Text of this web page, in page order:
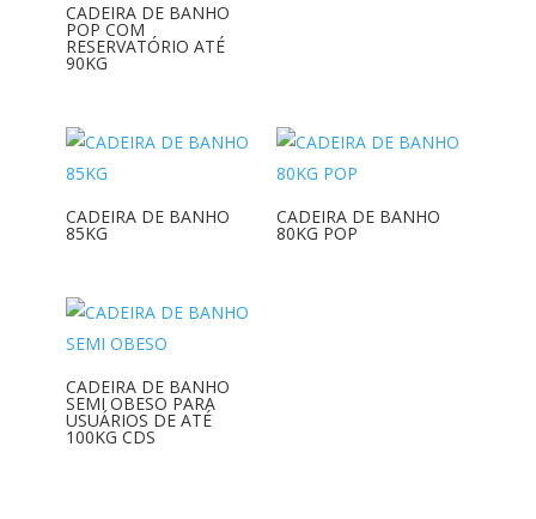
CADEIRA DE BANHO
POP COM
RESERVATÓRIO ATÉ
90KG
CADEIRA DE BANHO
85KG
CADEIRA DE BANHO
80KG POP
CADEIRA DE BANHO
SEMI OBESO PARA
USUÁRIOS DE ATÉ
100KG CDS